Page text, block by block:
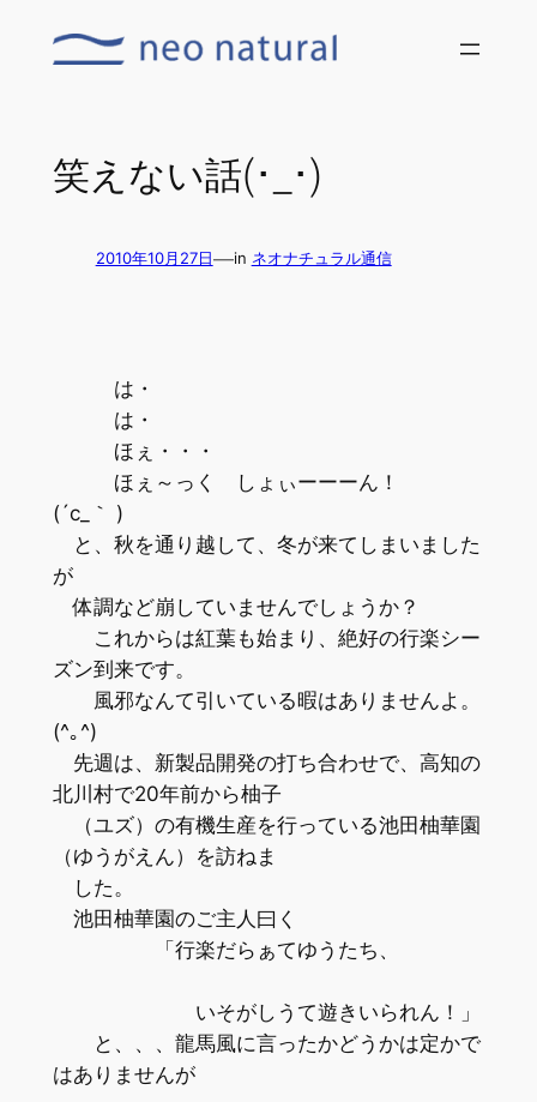
笑えない話(･_･)
2010年10月27日 —in ネオナチュラル通信
は・
は・
ほぇ・・・
ほぇ～っく しょぃーーーん！
(´c_｀ )
と、秋を通り越して、冬が来てしまいました
が
体調など崩していませんでしょうか？
これからは紅葉も始まり、絶好の行楽シー
ズン到来です。
風邪なんて引いている暇はありませんよ。
(^｡^)
先週は、新製品開発の打ち合わせで、高知の
北川村で20年前から柚子
（ユズ）の有機生産を行っている池田柚華園
（ゆうがえん）を訪ねま
した。
池田柚華園のご主人曰く
「行楽だらぁてゆうたち、
いそがしうて遊きいられん！」
と、、、龍馬風に言ったかどうかは定かで
はありませんが